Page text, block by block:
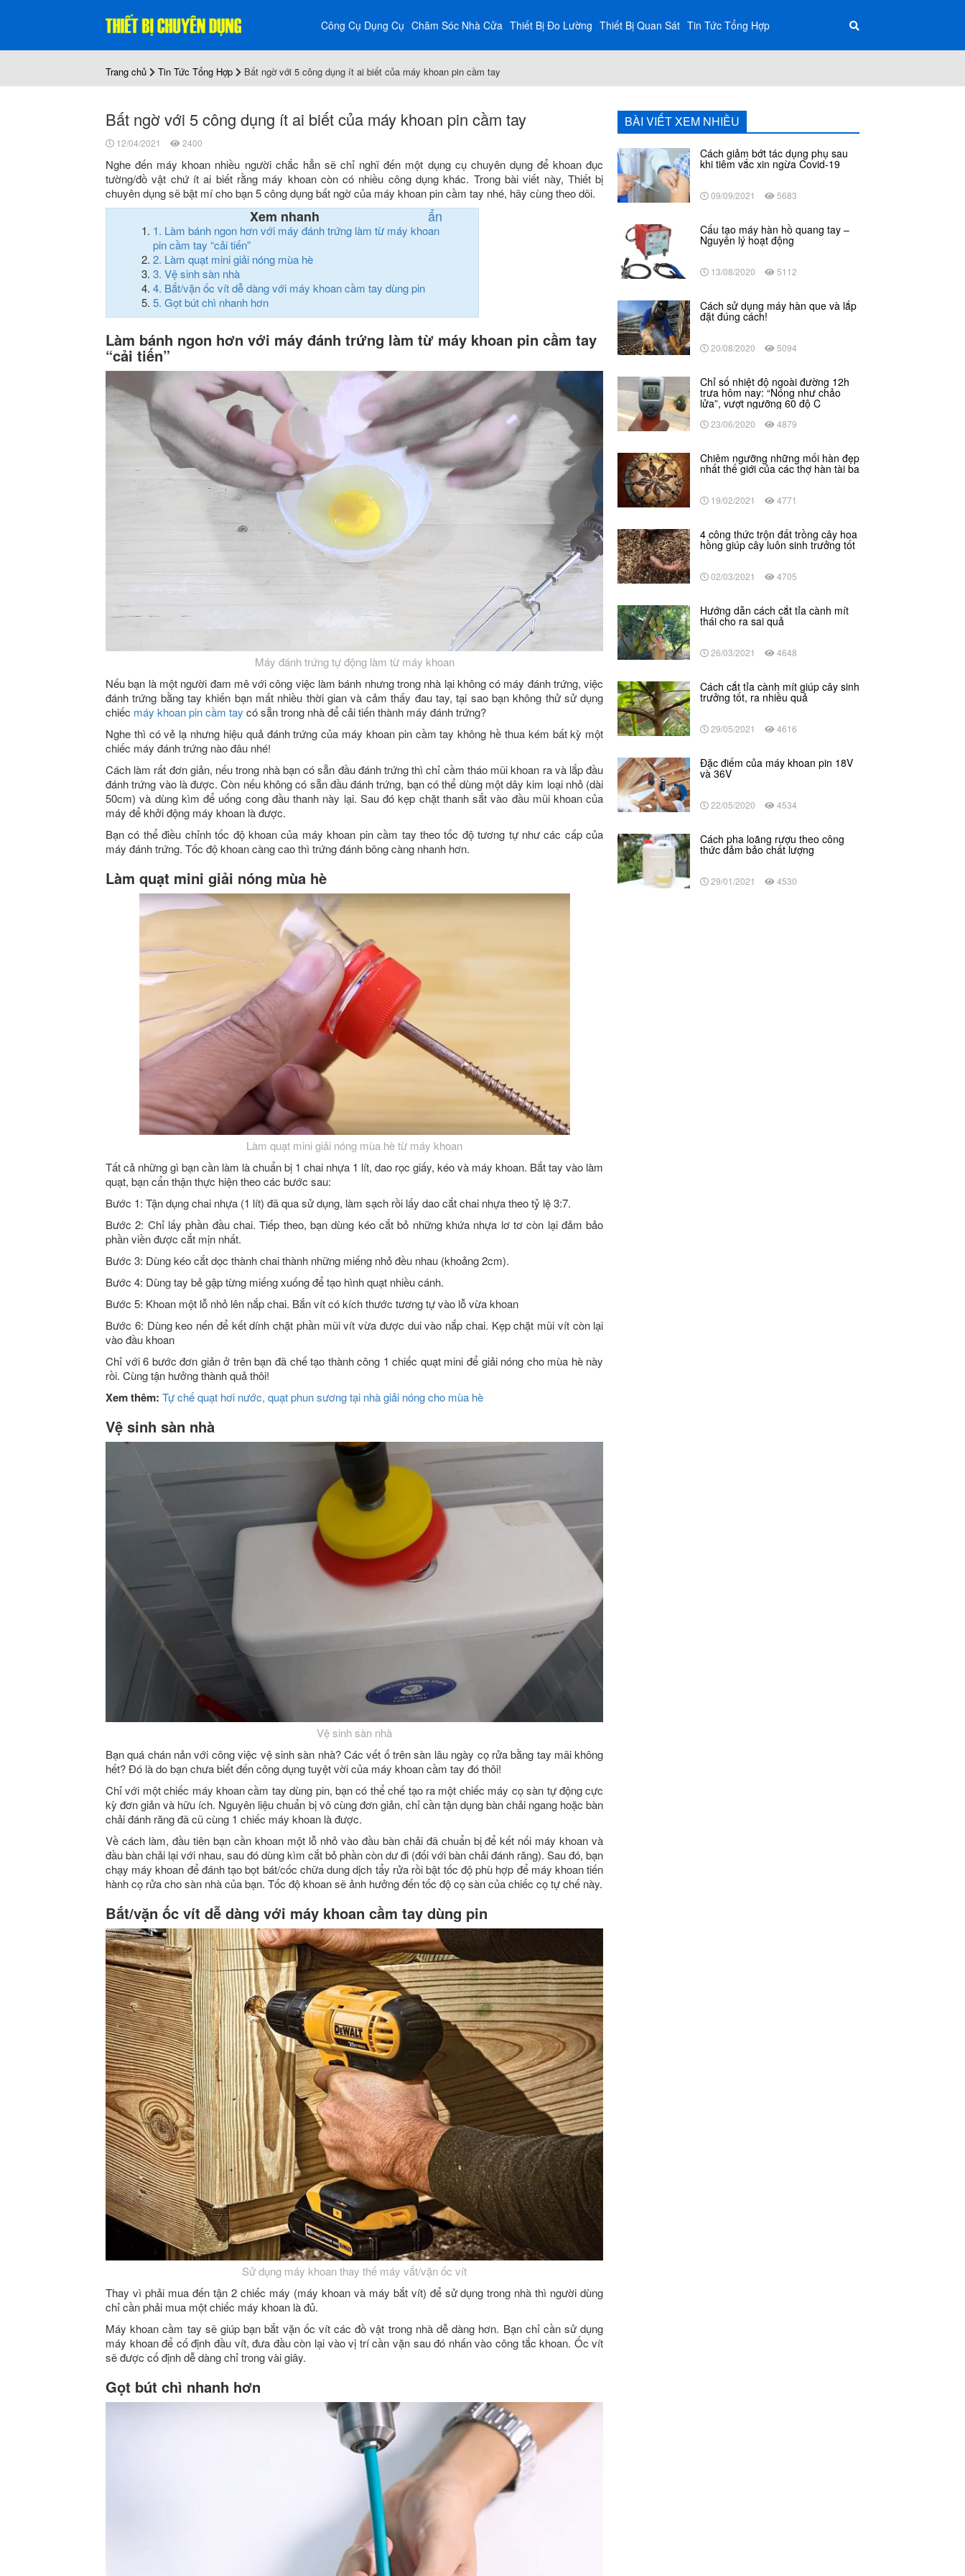
Công Cụ Dụng Cụ Chăm Sóc Nhà Cửa Thiết Bị Đo Lường Thiết Bị Quan Sát Tin Tức Tổng Hợp
Trang chủ Tin Tức Tổng Hợp Bất ngờ với 5 công dụng ít ai biết của máy khoan pin cầm tay
Bất ngờ với 5 công dụng ít ai biết của máy khoan pin cầm tay
12/04/2021 2400
Nghe đến máy khoan nhiều người chắc hẳn sẽ chỉ nghĩ đến một dụng cụ chuyên dụng để khoan đục
tường/đồ vật chứ ít ai biết rằng máy khoan còn có nhiều công dụng khác. Trong bài viết này, Thiết bị
chuyên dụng sẽ bật mí cho bạn 5 công dụng bất ngờ của máy khoan pin cầm tay nhé, hãy cùng theo dõi.
Xem nhanh ẩn
1. Làm bánh ngon hơn với máy đánh trứng làm từ máy khoan
pin cầm tay “cải tiến”
2. Làm quạt mini giải nóng mùa hè
3. Vệ sinh sàn nhà
4. Bắt/vặn ốc vít dễ dàng với máy khoan cầm tay dùng pin
5. Gọt bút chì nhanh hơn
Làm bánh ngon hơn với máy đánh trứng làm từ máy khoan pin cầm tay
“cải tiến”
Máy đánh trứng tự động làm từ máy khoan
Nếu bạn là một người đam mê với công việc làm bánh nhưng trong nhà lại không có máy đánh trứng, việc
đánh trứng bằng tay khiến bạn mất nhiều thời gian và cảm thấy đau tay, tại sao bạn không thử sử dụng
chiếc máy khoan pin cầm tay có sẵn trong nhà để cải tiến thành máy đánh trứng?
Nghe thì có vẻ lạ nhưng hiệu quả đánh trứng của máy khoan pin cầm tay không hề thua kém bất kỳ một
chiếc máy đánh trứng nào đâu nhé!
Cách làm rất đơn giản, nếu trong nhà bạn có sẵn đầu đánh trứng thì chỉ cầm tháo mũi khoan ra và lắp đầu
đánh trứng vào là được. Còn nếu không có sẵn đầu đánh trứng, bạn có thể dùng một dây kim loại nhỏ (dài
50cm) và dùng kìm để uống cong đầu thanh này lại. Sau đó kẹp chặt thanh sắt vào đầu mũi khoan của
máy để khởi động máy khoan là được.
Bạn có thể điều chỉnh tốc độ khoan của máy khoan pin cầm tay theo tốc độ tương tự như các cấp của
máy đánh trứng. Tốc độ khoan càng cao thì trứng đánh bông càng nhanh hơn.
Làm quạt mini giải nóng mùa hè
Làm quạt mini giải nóng mùa hè từ máy khoan
Tất cả những gì bạn cần làm là chuẩn bị 1 chai nhựa 1 lít, dao rọc giấy, kéo và máy khoan. Bắt tay vào làm
quạt, bạn cẩn thận thực hiện theo các bước sau:
Bước 1: Tận dụng chai nhựa (1 lít) đã qua sử dụng, làm sạch rồi lấy dao cắt chai nhựa theo tỷ lệ 3:7.
Bước 2: Chỉ lấy phần đầu chai. Tiếp theo, bạn dùng kéo cắt bỏ những khứa nhựa lơ tơ còn lại đảm bảo
phần viền được cắt mịn nhất.
Bước 3: Dùng kéo cắt dọc thành chai thành những miếng nhỏ đều nhau (khoảng 2cm).
Bước 4: Dùng tay bẻ gập từng miếng xuống để tạo hình quạt nhiều cánh.
Bước 5: Khoan một lỗ nhỏ lên nắp chai. Bắn vít có kích thước tương tự vào lỗ vừa khoan
Bước 6: Dùng keo nến để kết dính chặt phần mũi vít vừa được dui vào nắp chai. Kẹp chặt mũi vít còn lại
vào đầu khoan
Chỉ với 6 bước đơn giản ở trên bạn đã chế tạo thành công 1 chiếc quạt mini để giải nóng cho mùa hè này
rồi. Cùng tận hưởng thành quả thôi!
Xem thêm: Tự chế quạt hơi nước, quạt phun sương tại nhà giải nóng cho mùa hè
Vệ sinh sàn nhà
Vệ sinh sàn nhà
Bạn quá chán nản với công việc vệ sinh sàn nhà? Các vết ố trên sàn lâu ngày cọ rửa bằng tay mãi không
hết? Đó là do bạn chưa biết đến công dụng tuyệt vời của máy khoan cầm tay đó thôi!
Chỉ với một chiếc máy khoan cầm tay dùng pin, bạn có thể chế tạo ra một chiếc máy cọ sàn tự động cực
kỳ đơn giản và hữu ích. Nguyên liệu chuẩn bị vô cùng đơn giản, chỉ cần tận dụng bàn chải ngang hoặc bàn
chải đánh răng đã cũ cùng 1 chiếc máy khoan là được.
Về cách làm, đầu tiên bạn cần khoan một lỗ nhỏ vào đầu bàn chải đã chuẩn bị để kết nối máy khoan và
đầu bàn chải lại với nhau, sau đó dùng kìm cắt bỏ phần còn dư đi (đối với bàn chải đánh răng). Sau đó, bạn
chạy máy khoan để đánh tạo bọt bát/cốc chữa dung dịch tẩy rửa rồi bật tốc độ phù hợp để máy khoan tiến
hành cọ rửa cho sàn nhà của bạn. Tốc độ khoan sẽ ảnh hưởng đến tốc độ cọ sàn của chiếc cọ tự chế này.
Bắt/vặn ốc vít dễ dàng với máy khoan cầm tay dùng pin
Sử dụng máy khoan thay thế máy vắt/vặn ốc vít
Thay vì phải mua đến tận 2 chiếc máy (máy khoan và máy bắt vít) để sử dụng trong nhà thì người dùng
chỉ cần phải mua một chiếc máy khoan là đủ.
Máy khoan cầm tay sẽ giúp bạn bắt vặn ốc vít các đồ vật trong nhà dễ dàng hơn. Bạn chỉ cần sử dụng
máy khoan để cố định đầu vít, đưa đầu còn lại vào vị trí cần vặn sau đó nhấn vào công tắc khoan. Ốc vít
sẽ được cố định dễ dàng chỉ trong vài giây.
Gọt bút chì nhanh hơn
BÀI VIẾT XEM NHIỀU
Cách giảm bớt tác dụng phụ sau
khi tiêm vắc xin ngừa Covid-19
09/09/2021 5683
Cấu tạo máy hàn hồ quang tay –
Nguyên lý hoạt động
13/08/2020 5112
Cách sử dụng máy hàn que và lắp
đặt đúng cách!
20/08/2020 5094
Chỉ số nhiệt độ ngoài đường 12h
trưa hôm nay: “Nóng như chảo
lửa”, vượt ngưỡng 60 độ C
23/06/2020 4879
Chiêm ngưỡng những mối hàn đẹp
nhất thế giới của các thợ hàn tài ba
19/02/2021 4771
4 công thức trộn đất trồng cây hoa
hồng giúp cây luôn sinh trưởng tốt
02/03/2021 4705
Hướng dẫn cách cắt tỉa cành mít
thái cho ra sai quả
26/03/2021 4648
Cách cắt tỉa cành mít giúp cây sinh
trưởng tốt, ra nhiều quả
29/05/2021 4616
Đặc điểm của máy khoan pin 18V
và 36V
22/05/2020 4534
Cách pha loãng rượu theo công
thức đảm bảo chất lượng
29/01/2021 4530